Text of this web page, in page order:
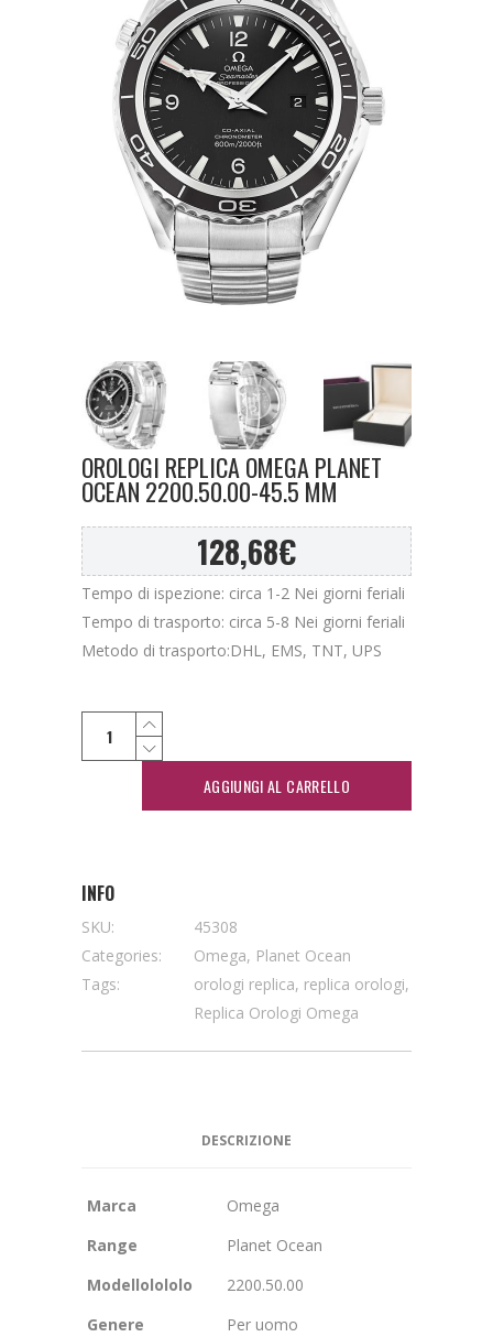
OROLOGI REPLICA OMEGA PLANET
OCEAN 2200.50.00-45.5 MM
128,68€
Tempo di ispezione: circa 1-2 Nei giorni feriali
Tempo di trasporto: circa 5-8 Nei giorni feriali
Metodo di trasporto:DHL, EMS, TNT, UPS
AGGIUNGI AL CARRELLO
INFO
SKU:
45308
Categories:
Omega, Planet Ocean
Tags:
orologi replica, replica orologi,
Replica Orologi Omega
DESCRIZIONE
Marca
Omega
Range
Planet Ocean
Modellolololo
2200.50.00
Genere
Per uomo